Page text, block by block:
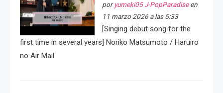
por yumeki05 J-PopParadiseen
11 marzo 2026 a las 5:33
[Singing debut song for the
first time in several years] Noriko Matsumoto / Haruiro
no Air Mail